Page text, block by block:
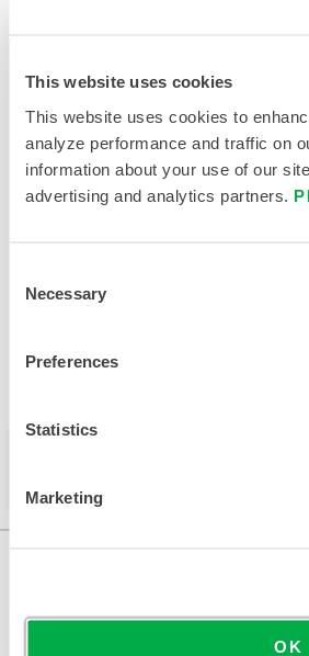
This website uses cookies
This website uses cookies to
analyze performance and traffic on
information about your use of our
advertising and analytics partners.
Selection
Necessary
Preferences
Statistics
Marketing
OK
PRODUITS
TABLEAU DES TAILLES
VÊTEMENTS JETABLES
CHIMIQUES